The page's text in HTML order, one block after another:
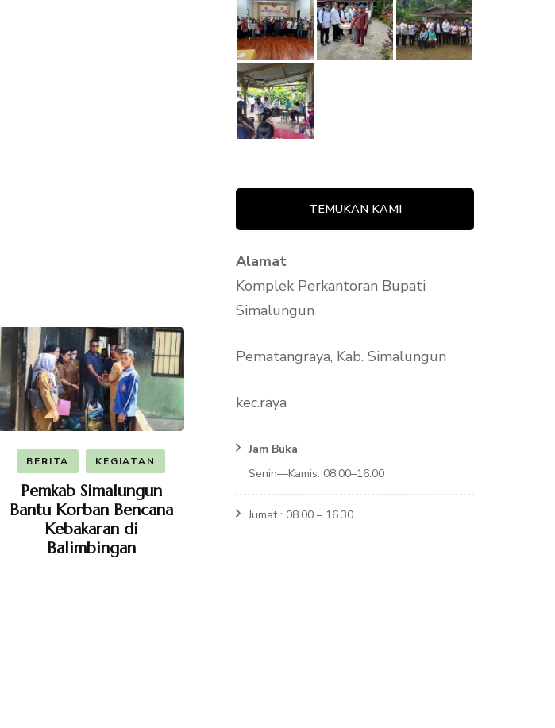
Rujukan Lansia ke
Panti Sosial
Rekomendasi KIP
Kuliah Merdeka
Rekomendasi
Keluarga Harapan
BERITA KEGIATAN
Pemkab Simalungun
Bantu Korban Bencana
Kebakaran di
Balimbingan
TEMUKAN KAMI
Alamat
Komplek Perkantoran Bupati
Simalungun
Pematangraya, Kab. Simalungun
kec.raya
Jam Buka
Senin—Kamis: 08:00–16:00
Jumat : 08.00 – 16.30